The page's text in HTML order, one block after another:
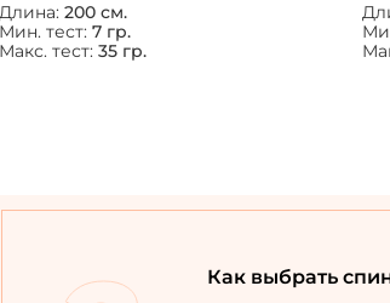
Длина: 200 см.
Мин. тест: 7 гр.
Макс. тест: 35 гр.
Как выбрать